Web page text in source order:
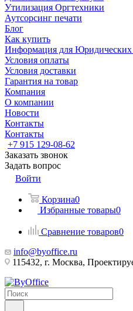
Утилизация Оргтехники
Аутсорсинг печати
Блог
Как купить
Информация для Юридических
Условия оплаты
Условия доставки
Гарантия на товар
Компания
О компании
Новости
Контакты
Контакты
+7 915 129-08-62
Заказать звонок
Задать вопрос
Войти
Корзина0
Избранные товары0
Сравнение товаров0
info@byoffice.ru
115432, г. Москва,